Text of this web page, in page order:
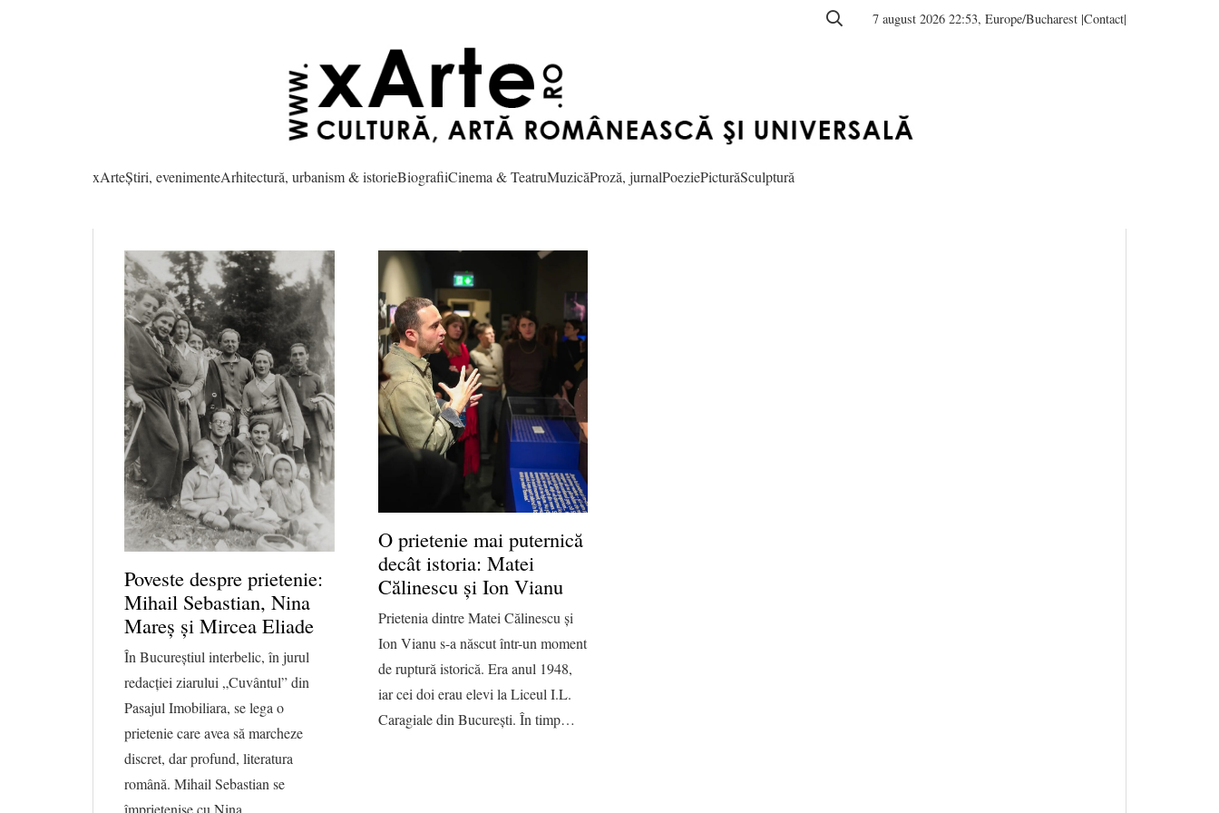
7 august 2026 22:53, Europe/Bucharest |Contact|
xArteȘtiri, evenimenteArhitectură, urbanism & istorieBiografiiCinema & TeatruMuzicăProză, jurnalPoeziePicturăSculptură
Poveste despre prietenie:
Mihail Sebastian, Nina
Mareș și Mircea Eliade
În Bucureștiul interbelic, în jurul
redacției ziarului „Cuvântul” din
Pasajul Imobiliara, se lega o
prietenie care avea să marcheze
discret, dar profund, literatura
română. Mihail Sebastian se
O prietenie mai puternică
decât istoria: Matei
Călinescu și Ion Vianu
Prietenia dintre Matei Călinescu și
Ion Vianu s-a născut într-un moment
de ruptură istorică. Era anul 1948,
iar cei doi erau elevi la Liceul I.L.
Caragiale din București. În timp…